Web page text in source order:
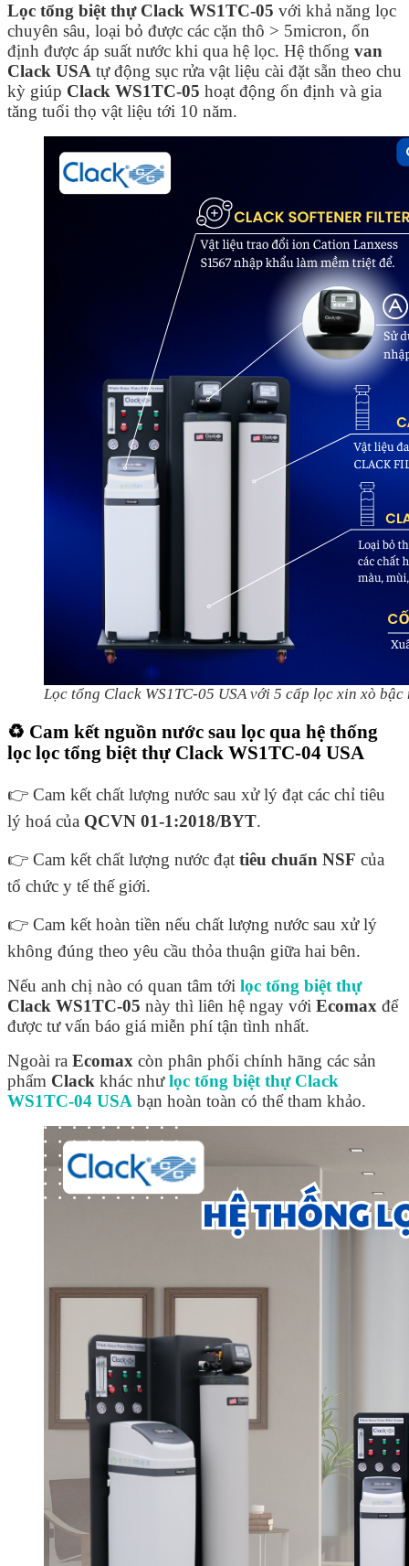
Lọc tổng biệt thự Clack WS1TC-05 với khả năng lọc
chuyên sâu, loại bỏ được các cặn thô > 5micron, ổn
định được áp suất nước khi qua hệ lọc. Hệ thống van
Clack USA tự động sục rửa vật liệu cài đặt sẵn theo chu
kỳ giúp Clack WS1TC-05 hoạt động ổn định và gia
tăng tuổi thọ vật liệu tới 10 năm.
Lọc tổng Clack WS1TC-05 USA với 5 cấp lọc xin xò
♻️ Cam kết nguồn nước sau lọc qua hệ thống
lọc lọc tổng biệt thự Clack WS1TC-04 USA
👉 Cam kết chất lượng nước sau xử lý đạt các chỉ tiêu
lý hoá của QCVN 01-1:2018/BYT.
👉 Cam kết chất lượng nước đạt tiêu chuẩn NSF của
tổ chức y tếthế giới.
👉 Cam kết hoàn tiền nếu chất lượng nước sau xử lý
không đúng theo yêu cầu thỏa thuận giữa hai bên.
Nếu anh chị nào có quan tâm tới lọc tổng biệt thự
Clack WS1TC-05 này thì liên hệ ngay với Ecomax để
được tư vấn báo giá miễn phí tận tình nhất.
Ngoài ra Ecomax còn phân phối chính hãng các sản
phẩm Clack khác nhưlọc tổng biệt thự Clack
WS1TC-04 USA bạn hoàn toàn có thể tham khảo.